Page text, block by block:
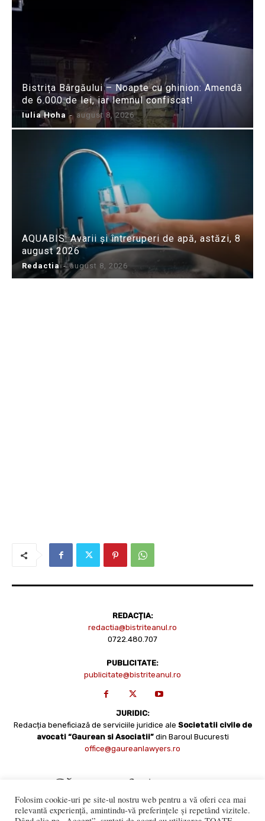
Bistrița Bârgăului – Noapte cu ghinion: Amendă
de 6.000 de lei, iar lemnul confiscat!
Iulia Hoha - august 8, 2026
AQUABIS: Avarii și întreruperi de apă, astăzi, 8
august 2026
Redactia - august 8, 2026
REDACȚIA:
redactia@bistriteanul.ro
0722.480.707
PUBLICITATE:
publicitate@bistriteanul.ro
JURIDIC:
Redacția beneficiază de serviciile juridice ale Societatii civile de
avocati “Gaurean si Asociatii” din Baroul Bucuresti
office@gaureanlawyers.ro
Folosim cookie-uri pe site-ul nostru web pentru a vă oferi cea mai
relevantă experiență, amintindu-vă preferințele și repetând vizitele.